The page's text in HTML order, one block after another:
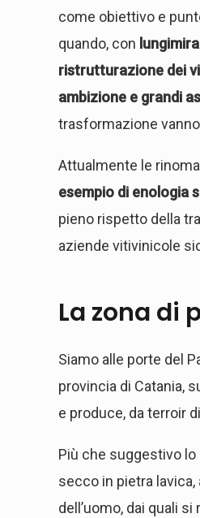
come obiettivo e
quando, con
ristrutturazione dei
ambizione e grandi
trasformazione
Attualmente le
esempio di enologia
pieno rispetto della
aziende vitivinicole
La zona di
Siamo alle porte del
provincia di Catania,
e produce, da terroir
Più che suggestivo
secco in pietra
dell’uomo, dai quali